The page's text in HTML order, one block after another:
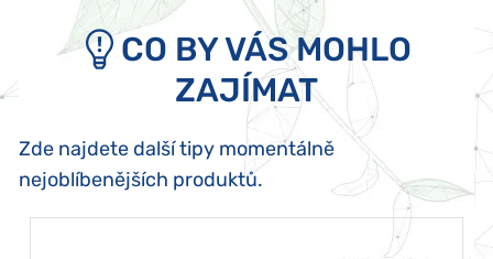
CO BY VÁS MOHLO
ZAJÍMAT
Zde najdete další tipy momentálně
nejoblíbenějších produktů.